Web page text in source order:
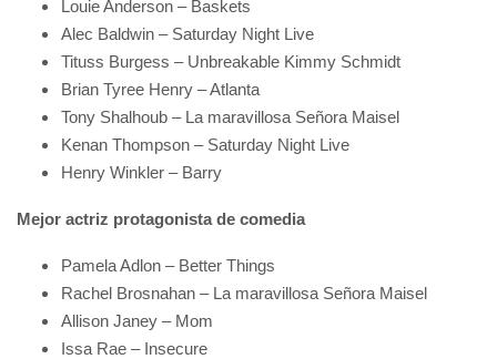
Louie Anderson – Baskets
Alec Baldwin – Saturday Night Live
Tituss Burgess – Unbreakable Kimmy Schmidt
Brian Tyree Henry – Atlanta
Tony Shalhoub – La maravillosa Señora Maisel
Kenan Thompson – Saturday Night Live
Henry Winkler – Barry
Mejor actriz protagonista de comedia
Pamela Adlon – Better Things
Rachel Brosnahan – La maravillosa Señora Maisel
Allison Janey – Mom
Issa Rae – Insecure